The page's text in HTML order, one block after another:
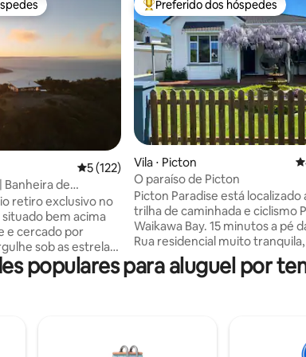
129 avaliações
dos hóspedes
5 de uma avaliação média de 5, 122
5 (122)
Banheira de
| Nelson
retiro exclusivo no
bem acima
e cercado por
hidromassagem
na sauna e
de
Entre os melhores preferidos
Preferido dos hóspedes
Vila ⋅ Picton
O paraíso de Picton
Picton Paradise está localizado
trilha de caminhada e ciclismo
Waikawa Bay. 15 minutos a pé
Rua residencial muito
totalmente cercada com vistas
deslumbrantes para as
com cozinha ao ar livre
populares para aluguel por